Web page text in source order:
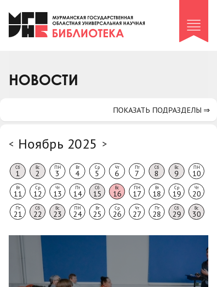
Клуб «Гиря и сельдерей»
Клуб «Семейный архив»
Коллегам
НОВОСТИ
< Ноябрь 2025 >
Сб
1
Вс
2
ПН
3
Вт
4
Ср
5
Чт
6
Пт
7
Сб
8
Вс
9
ПН
10
Вт
11
Ср
12
Чт
13
Пт
14
Сб
15
Вс
16
ПН
17
Вт
18
Ср
19
Чт
20
Пт
21
Сб
22
Вс
23
ПН
24
Вт
25
Ср
26
Чт
27
Пт
28
Сб
29
Вс
30
ПОКАЗАТЬ ПОДРАЗДЕЛЫ ⇒